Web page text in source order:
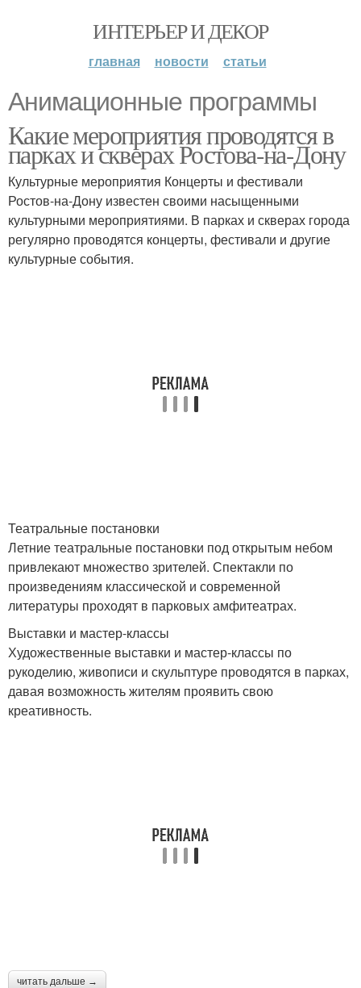
ИНТЕРЬЕР И ДЕКОР
главная новости статьи
Анимационные программы
Какие мероприятия проводятся в
парках и скверах Ростова-на-Дону
Культурные мероприятия Концерты и фестивали
Ростов-на-Дону известен своими насыщенными
культурными мероприятиями. В парках и скверах города
регулярно проводятся концерты, фестивали и другие
культурные события.
Театральные постановки
Летние театральные постановки под открытым небом
привлекают множество зрителей. Спектакли по
произведениям классической и современной
литературы проходят в парковых амфитеатрах.
Выставки и мастер-классы
Художественные выставки и мастер-классы по
рукоделию, живописи и скульптуре проводятся в парках,
давая возможность жителям проявить свою
креативность.
читать дальше →